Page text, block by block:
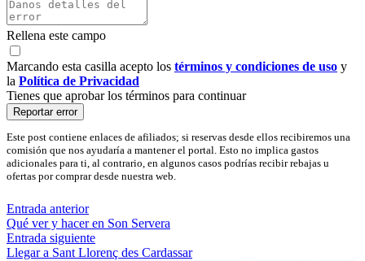
Rellena este campo
Marcando esta casilla acepto los términos y condiciones de uso y
la Política de Privacidad
Tienes que aprobar los términos para continuar
Reportar error
Este post contiene enlaces de afiliados; si reservas desde ellos recibiremos una
comisión que nos ayudaría a mantener el portal. Esto no implica gastos
adicionales para ti, al contrario, en algunos casos podrías recibir rebajas u
ofertas por comprar desde nuestra web.
Entrada anterior
Qué ver y hacer en Son Servera
Entrada siguiente
Llegar a Sant Llorenç des Cardassar